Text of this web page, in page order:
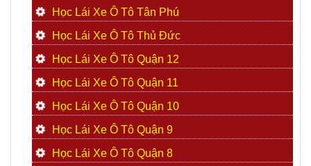
Học Lái Xe Ô Tô Tân Phú
Học Lái Xe Ô Tô Thủ Đức
Học Lái Xe Ô Tô Quận 12
Học Lái Xe Ô Tô Quận 11
Học Lái Xe Ô Tô Quận 10
Học Lái Xe Ô Tô Quận 9
Học Lái Xe Ô Tô Quận 8